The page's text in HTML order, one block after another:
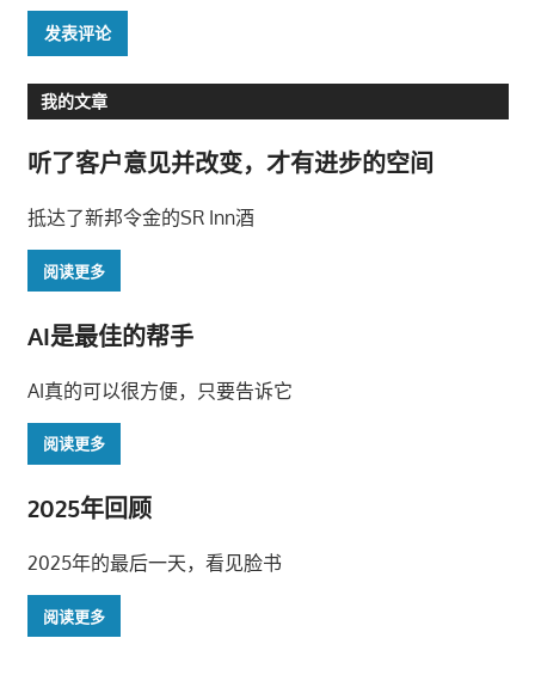
我的文章
听了客户意见并改变，才有进步的空间
抵达了新邦令金的SR Inn酒
阅读更多
AI是最佳的帮手
AI真的可以很方便，只要告诉它
阅读更多
2025年回顾
2025年的最后一天，看见脸书
阅读更多